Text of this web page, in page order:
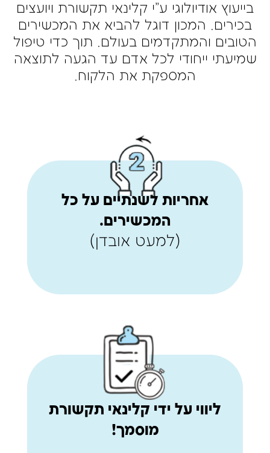
בייעוץ אודיולוגי ע"י קלינאי תקשורת ויועצים
בכירים. המכון דוגל להביא את המכשירים
הטובים והמתקדמים בעולם. תוך כדי טיפול
שמיעתי ייחודי לכל אדם עד הגעה לתוצאה
המספקת את הלקוח.
אחריות לשנתיים על כל
המכשירים.
(למעט אובדן)
ליווי על ידי קלינאי תקשורת
מוסמך!